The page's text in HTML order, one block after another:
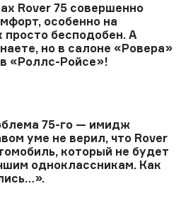
Rover 75 совершенно
особенно на
просто бесподобен. А
но в салоне «Ровера»
«Роллс-Ройсе»!
75-го — имидж
уме не верил, что Rover
который не будет
одноклассникам. Как